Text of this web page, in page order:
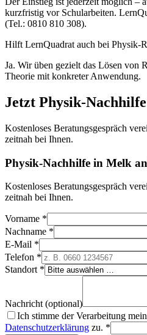
kurzfristig vor Schularbeiten.
(Tel.: 0810 810 308).
Hilft LernQuadrat auch bei Physik-
Ja. Wir üben gezielt das Lösen von
Theorie mit konkreter Anwendung.
Jetzt Physik-
Kostenloses Beratungsgespräch
zeitnah bei Ihnen.
Physik-Nachhilfe in Melk
Kostenloses Beratungsgespräch
zeitnah bei Ihnen.
Vorname *
Nachname *
E-Mail *
Telefon *
Standort *
Nachricht (optional)
Ich stimme der Verarbeitung
Datenschutzerklärung zu. *